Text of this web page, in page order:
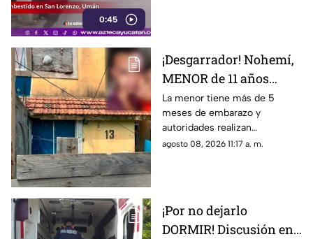
0:45
¡Desgarrador! Nohemí,
MENOR de 11 años
ingresa al hospital con
5 meses de EMBARAZO;
investigan a familiares
La menor tiene más de 5
meses de embarazo y
autoridades realizan
investigaciones ante un
agosto 08, 2026 11:17 a. m.
¡Por no dejarlo
DORMIR! Discusión en